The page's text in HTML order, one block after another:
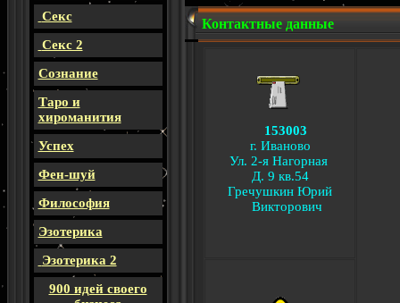
Секс
Секс 2
Сознание
Таро и
хироманития
Успех
Фен-шуй
Философия
Эзотерика
Эзотерика 2
900 идей своего
Контактные данные
153003
г. Иваново
Ул. 2-я Нагорная
Д. 9 кв.54
Гречушкин Юрий
Викторович